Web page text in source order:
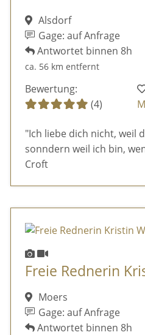
Alsdorf
Gage: auf Anfrage
Antwortet binnen 8h
ca. 56 km entfernt
Bewertung:
(4)
"Ich liebe dich nicht, weil
sonndern weil ich bin,
Croft
Freie Rednerin
Moers
Gage: auf Anfrage
Antwortet binnen 8h